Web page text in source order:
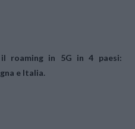
il roaming in 5G in 4 paesi:
e Italia.